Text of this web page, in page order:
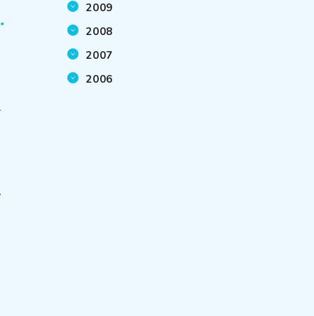
2009
2008
2007
2006